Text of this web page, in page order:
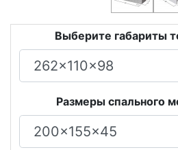
Выберите габариты
Размеры спального